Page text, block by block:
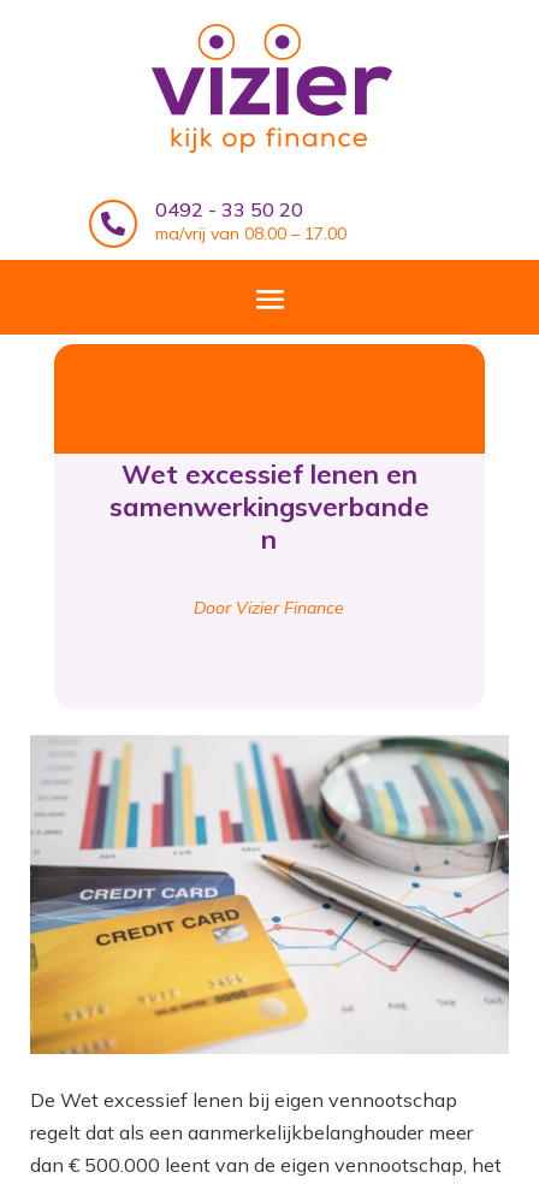

0492 - 33 50 20
ma/vrij van 08.00 – 17.00
Wet excessief lenen en
samenwerkingsverbande
n
Door Vizier Finance
De Wet excessief lenen bij eigen vennootschap
regelt dat als een aanmerkelijkbelanghouder meer
dan € 500.000 leent van de eigen vennootschap, het